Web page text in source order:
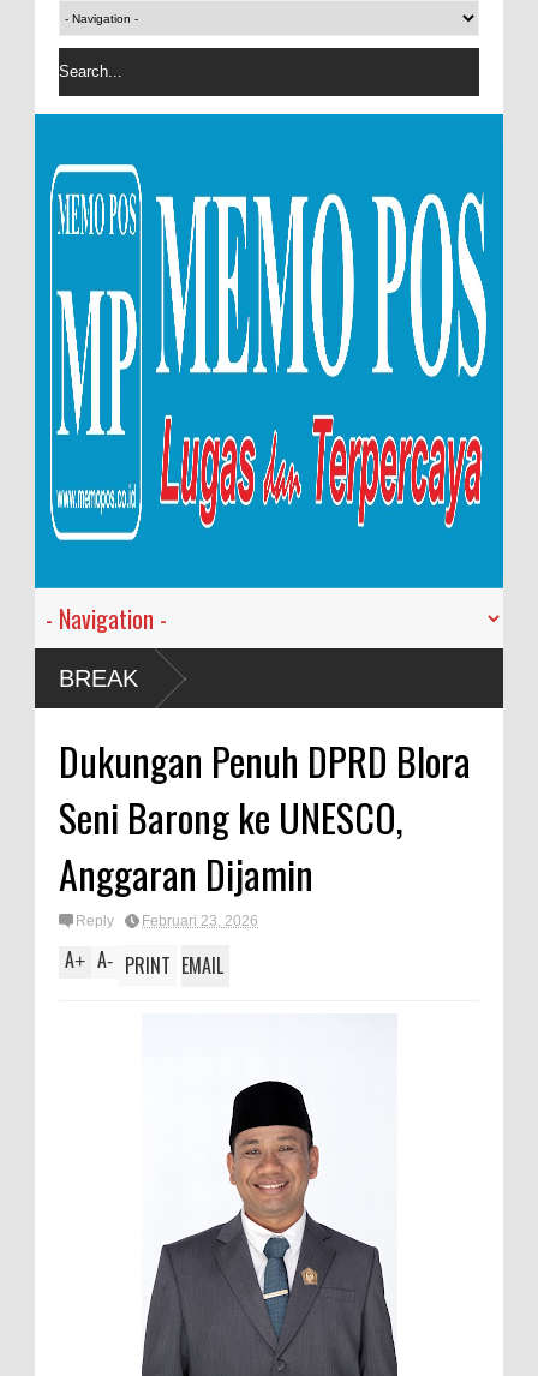
BREAK
Dukungan Penuh DPRD Blora
Seni Barong ke UNESCO,
Anggaran Dijamin
Reply Februari 23, 2026
A+ A- PRINT EMAIL